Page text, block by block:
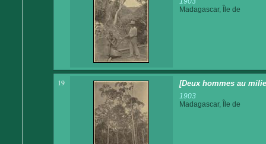
Madagascar, Île de
19 [Deux hommes au
1903
Madagascar, Île de